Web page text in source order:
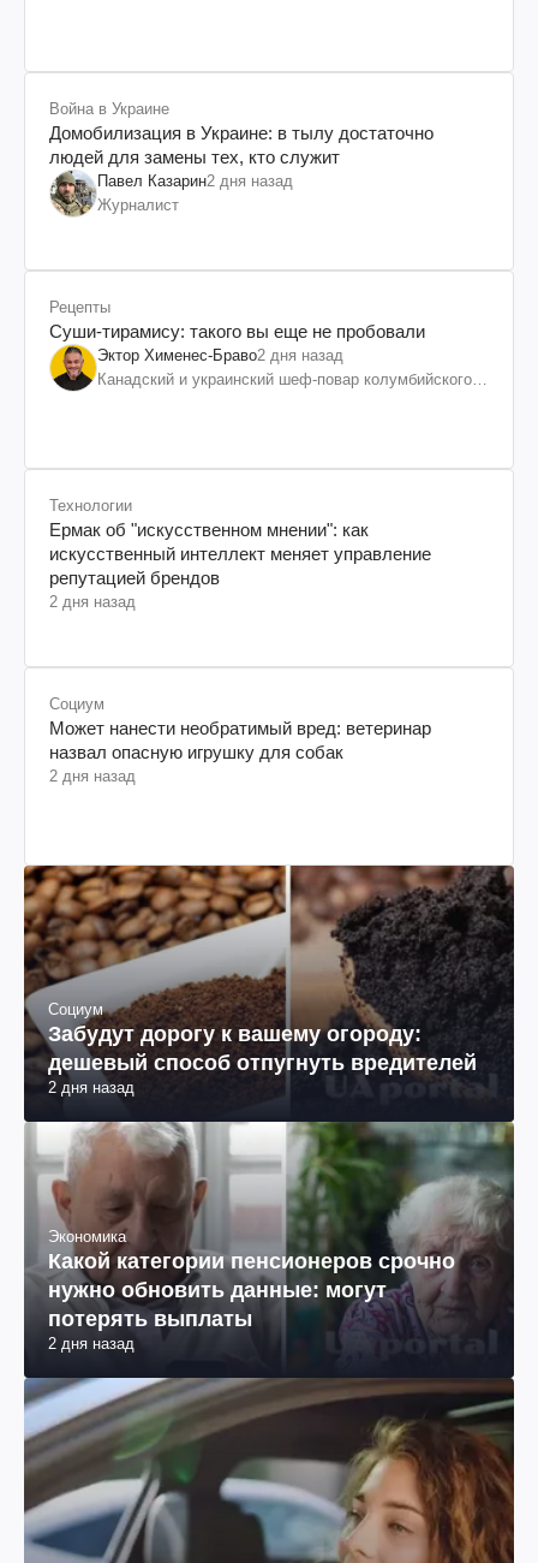
Война в Украине
Домобилизация в Украине: в тылу достаточно
людей для замены тех, кто служит
Павел Казарин2 дня назад
Журналист
Рецепты
Суши-тирамису: такого вы еще не пробовали
Эктор Хименес-Браво2 дня назад
Канадский и украинский шеф-повар колумбийского
Технологии
Ермак об "искусственном мнении": как
искусственный интеллект меняет управление
репутацией брендов
2 дня назад
Социум
Может нанести необратимый вред: ветеринар
назвал опасную игрушку для собак
2 дня назад
Социум
Забудут дорогу к вашему огороду:
дешевый способ отпугнуть вредителей
2 дня назад
Экономика
Какой категории пенсионеров срочно
нужно обновить данные: могут
потерять выплаты
2 дня назад